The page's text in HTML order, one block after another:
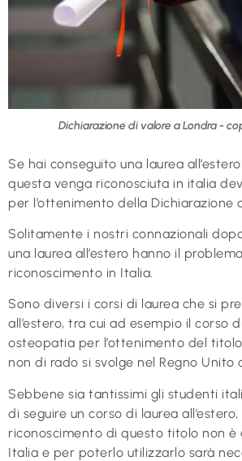
Dichiarazione di valore a Londra -
Se hai conseguito una laurea
questa venga riconosciuta in italia
per l’ottenimento della Dichiarazione
Solitamente i nostri connazionali
una laurea all’estero hanno il
riconoscimento in Italia.
Sono diversi i corsi di laurea che si
all’estero, tra cui ad esempio il corso
osteopatia per l’ottenimento del
non di rado si svolge nel Regno Unito
Sebbene sia tantissimi gli studenti
di seguire un corso di laurea
riconoscimento di questo titolo non è
Italia e per poterlo utilizzarlo sarà